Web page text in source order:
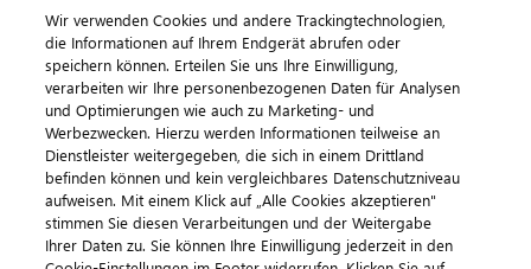
© 2026 DATEV eG
ImpressumDatenschutzAGB Kontakt
Cookie-Einstellungen
Wir verwenden Cookies und andere Trackingtechnologien,
die Informationen auf Ihrem Endgerät abrufen oder
speichern können. Erteilen Sie uns Ihre Einwilligung,
verarbeiten wir Ihre personenbezogenen Daten für Analysen
und Optimierungen wie auch zu Marketing- und
Werbezwecken. Hierzu werden Informationen teilweise an
Dienstleister weitergegeben, die sich in einem Drittland
befinden können und kein vergleichbares Datenschutzniveau
aufweisen. Mit einem Klick auf „Alle Cookies akzeptieren"
stimmen Sie diesen Verarbeitungen und der Weitergabe
Ihrer Daten zu. Sie können Ihre Einwilligung jederzeit in den